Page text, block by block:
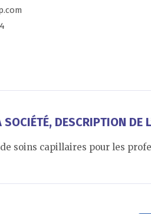
DESCRIPTION DE
soins capillaires pour les